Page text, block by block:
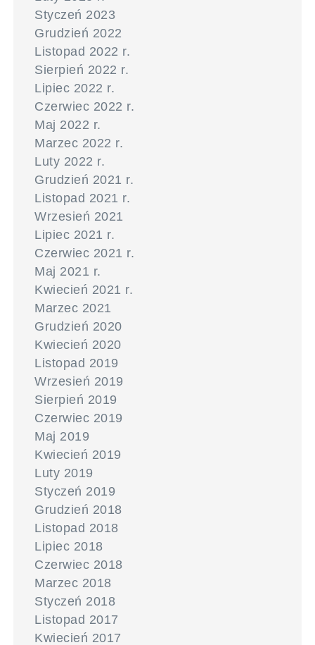
Styczeń 2023
Grudzień 2022
Listopad 2022 r.
Sierpień 2022 r.
Lipiec 2022 r.
Czerwiec 2022 r.
Maj 2022 r.
Marzec 2022 r.
Luty 2022 r.
Grudzień 2021 r.
Listopad 2021 r.
Wrzesień 2021
Lipiec 2021 r.
Czerwiec 2021 r.
Maj 2021 r.
Kwiecień 2021 r.
Marzec 2021
Grudzień 2020
Kwiecień 2020
Listopad 2019
Wrzesień 2019
Sierpień 2019
Czerwiec 2019
Maj 2019
Kwiecień 2019
Luty 2019
Styczeń 2019
Grudzień 2018
Listopad 2018
Lipiec 2018
Czerwiec 2018
Marzec 2018
Styczeń 2018
Listopad 2017
Kwiecień 2017